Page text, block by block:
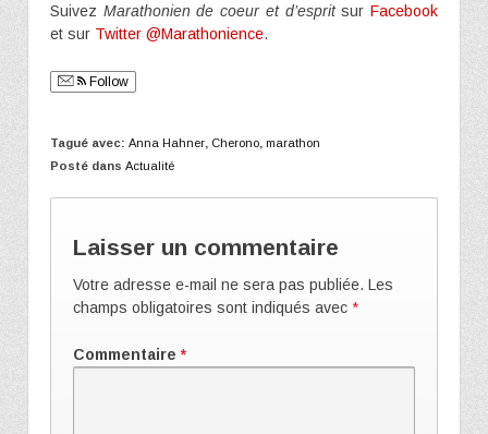
Suivez Marathonien de coeur et d’espritsurFacebook
et sur Twitter @Marathonience.
Follow
Tagué avec: Anna Hahner Cherono marathon
Posté dans Actualité
Laisser un commentaire
Votre adresse e-mail ne sera pas publiée. Les
champs obligatoires sont indiqués avec *
Commentaire *